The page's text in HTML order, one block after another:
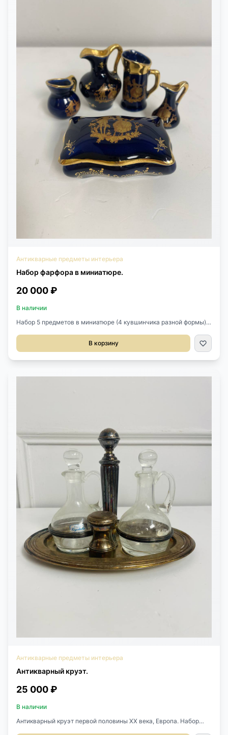
Антикварные предметы интерьера
Набор фарфора в миниатюре.
20 000 ₽
В наличии
Набор 5 предметов в миниатюре (4 кувшинчика разной формы) и
1970гг. Размер шкатулки 6,5х4х2,5h см. Высота кувшинчиков 3-
5,5h см. Цена за комплект.В корзину
Антикварные предметы интерьера
Антикварный круэт.
25 000 ₽
В наличии
Антикварный круэт первой половины XX века, Европа. Набор